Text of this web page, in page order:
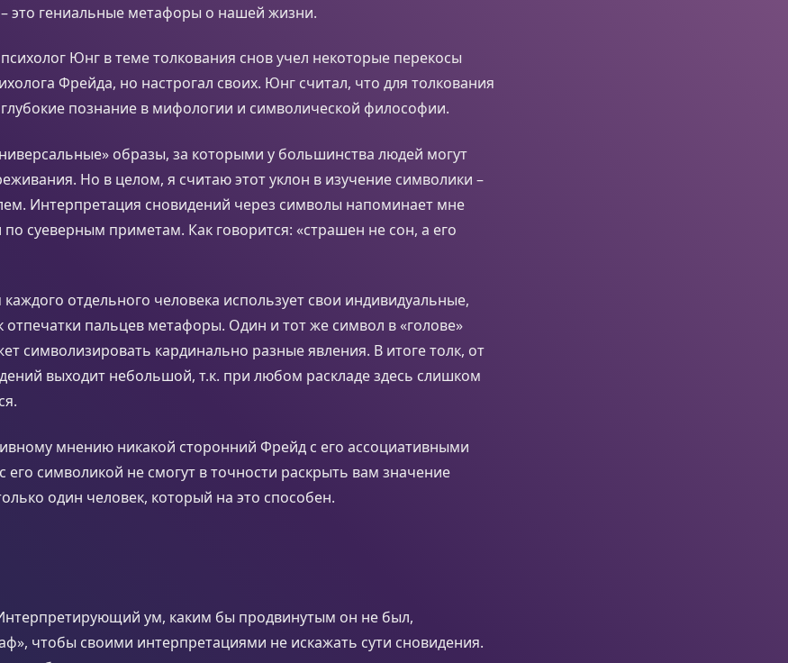
это гениальные метафоры о нашей жизни.
Юнг в теме толкования снов учел некоторые перекосы
Фрейда, но настрогал своих. Юнг считал, что для толкования
познание в мифологии и символической философии.
образы, за которыми у большинства людей могут
Но в целом, я считаю этот уклон в изучение символики –
Интерпретация сновидений через символы напоминает мне
суеверным приметам. Как говорится: «страшен не сон, а его
отдельного человека использует свои индивидуальные,
отпечатки пальцев метафоры. Один и тот же символ в «голове»
символизировать кардинально разные явления. В итоге толк, от
выходит небольшой, т.к. при любом раскладе здесь слишком
мнению никакой сторонний Фрейд с его ассоциативными
его символикой не смогут в точности раскрыть вам значение
один человек, который на это способен.
ум, каким бы продвинутым он не был,
чтобы своими интерпретациями не искажать сути сновидения.